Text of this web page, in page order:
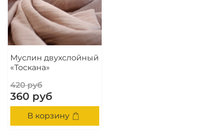
Муслин двухслойный
«Тоскана»
420 руб
360 руб
В корзину